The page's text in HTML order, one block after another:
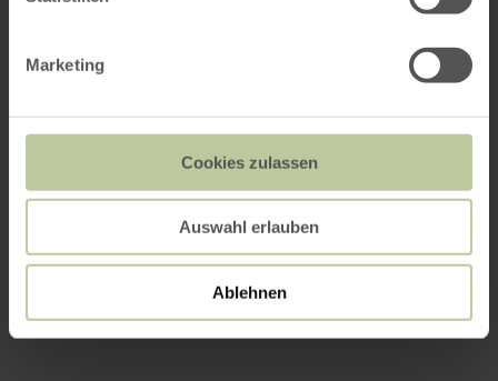
Marketing
Cookies zulassen
Auswahl erlauben
Ablehnen